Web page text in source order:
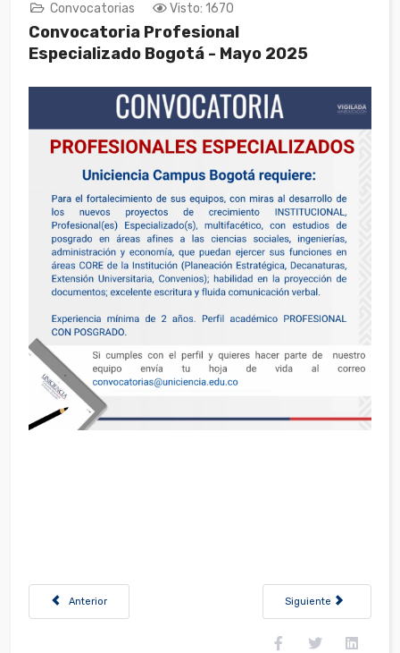
Convocatorias Visto: 1670
Convocatoria Profesional
Especializado Bogotá - Mayo 2025
Artículo anterior: Convocatoria Promotor de Mercadeo Bucaramanga -
Anterior Artículo siguiente:
Siguiente